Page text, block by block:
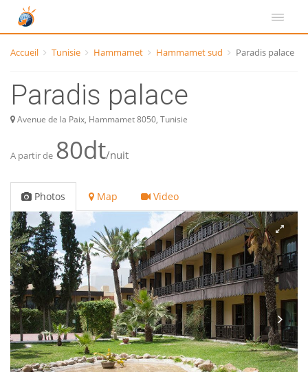
Accueil Tunisie Hammamet Hammamet sud Paradis palace
Paradis palace
Avenue de la Paix, Hammamet 8050, Tunisie
A partir de 80dt/nuit
Photos Map Video